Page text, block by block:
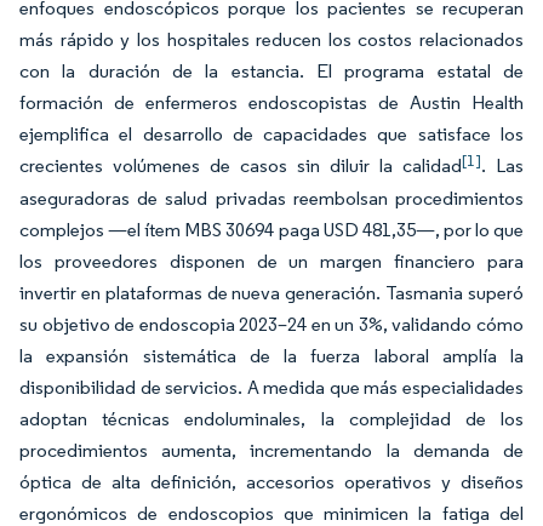
enfoques endoscópicos porque los pacientes se recuperan
más rápido y los hospitales reducen los costos relacionados
con la duración de la estancia. El programa estatal de
formación de enfermeros endoscopistas de Austin Health
ejemplifica el desarrollo de capacidades que satisface los
crecientes volúmenes de casos sin diluir la calidad[1]. Las
aseguradoras de salud privadas reembolsan procedimientos
complejos —el ítem MBS 30694 paga USD 481,35—, por lo que
los proveedores disponen de un margen financiero para
invertir en plataformas de nueva generación. Tasmania superó
su objetivo de endoscopia 2023–24 en un 3%, validando cómo
la expansión sistemática de la fuerza laboral amplía la
disponibilidad de servicios. A medida que más especialidades
adoptan técnicas endoluminales, la complejidad de los
procedimientos aumenta, incrementando la demanda de
óptica de alta definición, accesorios operativos y diseños
ergonómicos de endoscopios que minimicen la fatiga del